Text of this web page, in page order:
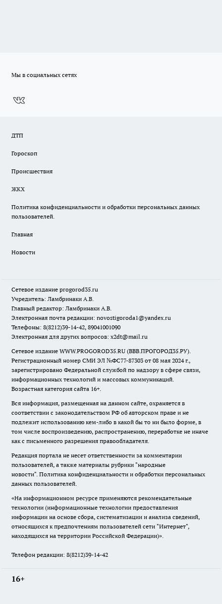
Мы в социальных сетях
ДТП
Гороскоп
Происшествия
ЖКХ
Политика конфиденциальности и обработки персональных данных
пользователей.
Главная
Новости
Сетевое издание progorod35.ru
Учредитель: Ламбринаки А.В.
Главный редактор: Ламбринаки А.В.
Электронная почта редакции: novostigoroda1@yandex.ru
Телефоны: 8(8212)39-14-42, 89041001090
Электронная для других вопросов: x2dt@mail.ru
Сетевое издание WWW.PROGOROD35.RU (ВВВ.ПРОГОРОД35.РУ).
Регистрационный номер СМИ ЭЛ №ФС77-87303 от 08 мая 2024 г.,
зарегистрировано Федеральной службой по надзору в сфере связи,
информационных технологий и массовых коммуникаций.
Возрастная категория сайта 16+.
Вся информация, размещенная на данном сайте, охраняется в
соответствии с законодательством РФ об авторском праве и не
подлежит использованию кем-либо в какой бы то ни было форме, в
том числе воспроизведению, распространению, переработке не иначе
как с письменного разрешения правообладателя.
Редакция портала не несет ответственности за комментарии
пользователей, а также материалы рубрики "народные
новости". Политика конфиденциальности и обработки персональных
данных пользователей.
«На информационном ресурсе применяются рекомендательные
технологии (информационные технологии предоставления
информации на основе сбора, систематизации и анализа сведений,
относящихся к предпочтениям пользователей сети "Интернет",
находящихся на территории Российской Федерации)».
Телефон редакции: 8(8212)39-14-42
16+